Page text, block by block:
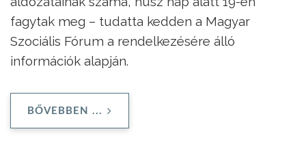
fagytak meg – tudatta kedden a Magyar
Szociális Fórum a rendelkezésére álló
információk alapján.
BŐVEBBEN ...